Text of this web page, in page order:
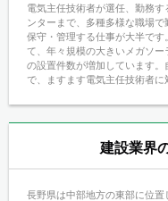
電気主任技術者が選任、勤務
ンターまで、多種多様な職場
保守・管理する仕事が大半で
て、年々規模の大きいメガソ
の設置件数が増加しています
で、ますます電気主任技術者に
建設業界
長野県は中部地方の東部に位